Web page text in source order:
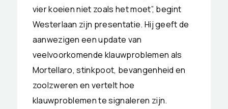
vier koeien niet zoals het moet”, begint
Westerlaan zijn presentatie. Hij geeft de
aanwezigen een update van
veelvoorkomende klauwproblemen als
Mortellaro, stinkpoot, bevangenheid en
zoolzweren en vertelt hoe
klauwproblemen te signaleren zijn.